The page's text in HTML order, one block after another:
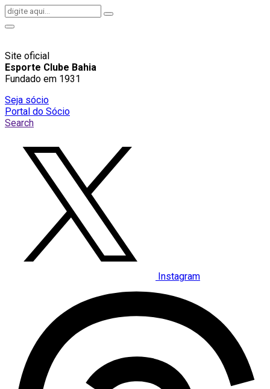
Site oficial
Esporte Clube Bahia
Fundado em 1931
Seja sócio
Portal do Sócio
Search
Instagram